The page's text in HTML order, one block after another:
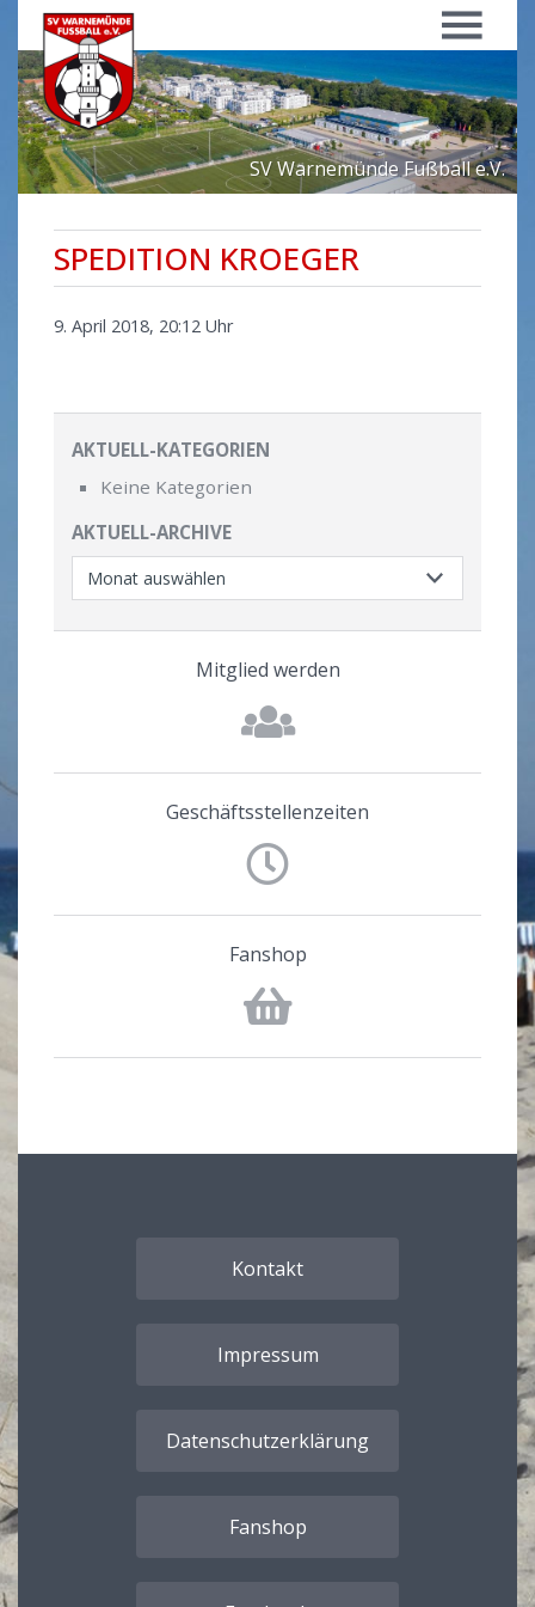
Menü
SV Warnemünde Fußball e.V.
SPEDITION KROEGER
9. April 2018, 20:12 Uhr
AKTUELL-KATEGORIEN
Keine Kategorien
AKTUELL-ARCHIVE
Mitglied werden
Geschäftsstellenzeiten
Fanshop
Kontakt
Impressum
Datenschutzerklärung
Fanshop